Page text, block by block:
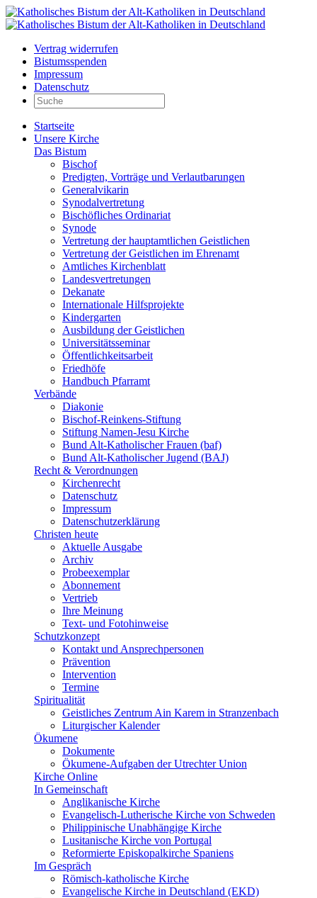
Vertrag widerrufen
Bistumsspenden
Impressum
Datenschutz
Startseite
Unsere Kirche
Das Bistum
Bischof
Predigten, Vorträge und Verlautbarungen
Generalvikarin
Synodalvertretung
Bischöfliches Ordinariat
Synode
Vertretung der hauptamtlichen Geistlichen
Vertretung der Geistlichen im Ehrenamt
Amtliches Kirchenblatt
Landesvertretungen
Dekanate
Internationale Hilfsprojekte
Kindergarten
Ausbildung der Geistlichen
Universitätsseminar
Öffentlichkeitsarbeit
Friedhöfe
Handbuch Pfarramt
Verbände
Diakonie
Bischof-Reinkens-Stiftung
Stiftung Namen-Jesu Kirche
Bund Alt-Katholischer Frauen (baf)
Bund Alt-Katholischer Jugend (BAJ)
Recht & Verordnungen
Kirchenrecht
Datenschutz
Impressum
Datenschutzerklärung
Christen heute
Aktuelle Ausgabe
Archiv
Probeexemplar
Abonnement
Vertrieb
Ihre Meinung
Text- und Fotohinweise
Schutzkonzept
Kontakt und Ansprechpersonen
Prävention
Intervention
Termine
Spiritualität
Geistliches Zentrum Ain Karem in Stranzenbach
Liturgischer Kalender
Ökumene
Dokumente
Ökumene-Aufgaben der Utrechter Union
Kirche Online
In Gemeinschaft
Anglikanische Kirche
Evangelisch-Lutherische Kirche von Schweden
Philippinische Unabhängige Kirche
Lusitanische Kirche von Portugal
Reformierte Episkopalkirche Spaniens
Im Gespräch
Römisch-katholische Kirche
Evangelische Kirche in Deutschland (EKD)